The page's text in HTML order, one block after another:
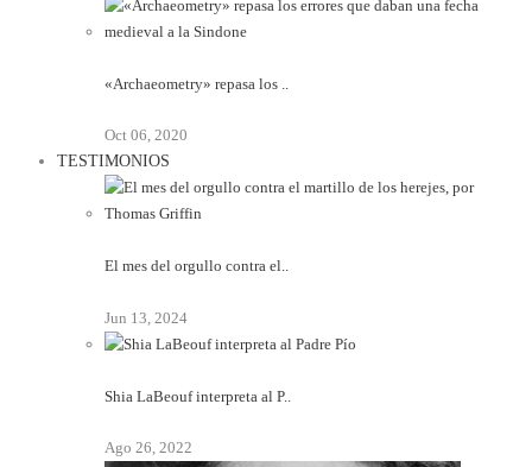
«Archaeometry» repasa los ..
Oct 06, 2020
TESTIMONIOS
El mes del orgullo contra el..
Jun 13, 2024
Shia LaBeouf interpreta al P..
Ago 26, 2022